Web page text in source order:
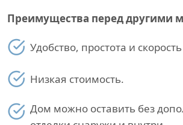
Преимущества перед другими
Удобство, простота и
Низкая стоимость.
Дом можно оставить без